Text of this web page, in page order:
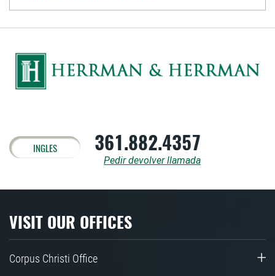
INGLES 361.882.4357
Pedir devolver llamada
VISIT OUR OFFICES
Corpus Christi Office